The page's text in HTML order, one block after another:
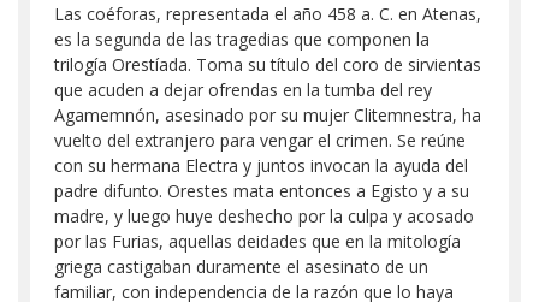
Las coéforas, representada el año 458 a. C. en Atenas,
es la segunda de las tragedias que componen la
trilogía Orestíada. Toma su título del coro de sirvientas
que acuden a dejar ofrendas en la tumba del rey
Agamemnón, asesinado por su mujer Clitemnestra, ha
vuelto del extranjero para vengar el crimen. Se reúne
con su hermana Electra y juntos invocan la ayuda del
padre difunto. Orestes mata entonces a Egisto y a su
madre, y luego huye deshecho por la culpa y acosado
por las Furias, aquellas deidades que en la mitología
griega castigaban duramente el asesinato de un
familiar, con independencia de la razón que lo haya